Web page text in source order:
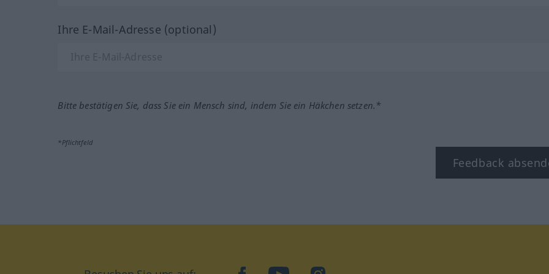
Ihre E-Mail-Adresse (optional)
Bitte bestätigen Sie, dass Sie ein Mensch sind, indem Sie ein Häkchen setzen.*
*Pflichtfeld
Feedback